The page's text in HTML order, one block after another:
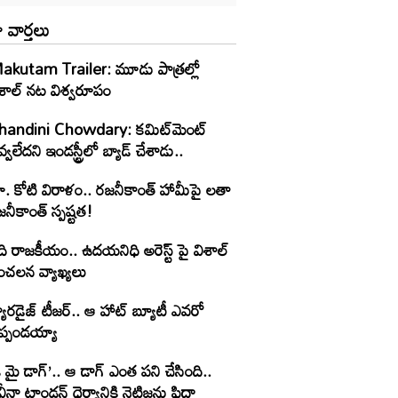
Trailer: మూడు పాత్రల్లో
నట విశ్వరూపం
Chowdary: కమిట్‌మెంట్
ఇండస్ట్రీలో బ్యాడ్ చేశాడు..
కోటి విరాళం.. రజనీకాంత్ హామీపై లతా
స్పష్టత!
రాజకీయం.. ఉదయనిధి అరెస్ట్ పై విశాల్
వ్యాఖ్యలు
టీజర్.. ఆ హాట్ బ్యూటీ ఎవరో
మై డాగ్’.. ఆ డాగ్ ఎంత పని చేసింది..